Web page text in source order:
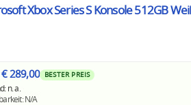
Xbox Series S Konsole 512GB
€ 289,00 BESTER PREIS
n. a.
N/A